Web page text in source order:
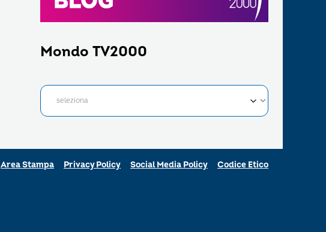
Mondo TV2000
Area Stampa Privacy Policy Social Media Policy Codice Etico